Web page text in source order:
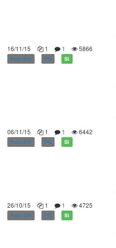
16/11/15
1 1 5866
Post-DH PG Sì
06/11/15
1 1 6442
Post-DH PG Sì
26/10/15
1 1 4725
Post-DH PG Sì